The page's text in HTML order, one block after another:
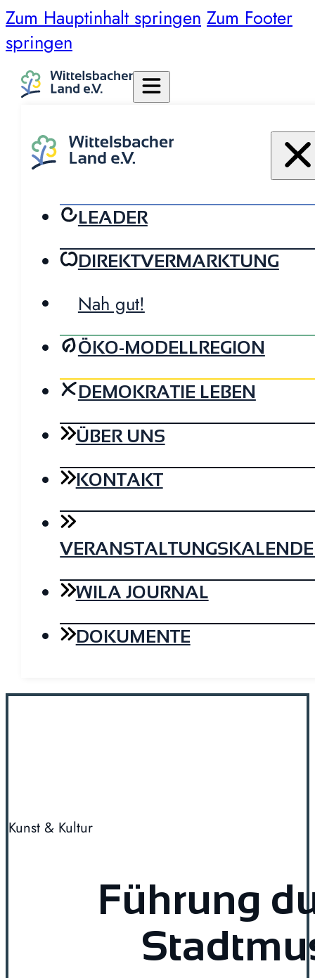
Zum Hauptinhalt springen Zum Footer
springen
LEADER
DIREKTVERMARKTUNG
Nah gut!
ÖKO-MODELLREGION
DEMOKRATIE LEBEN
ÜBER UNS
KONTAKT
WILA JOURNAL
DOKUMENTE
Kunst & Kultur
Führung